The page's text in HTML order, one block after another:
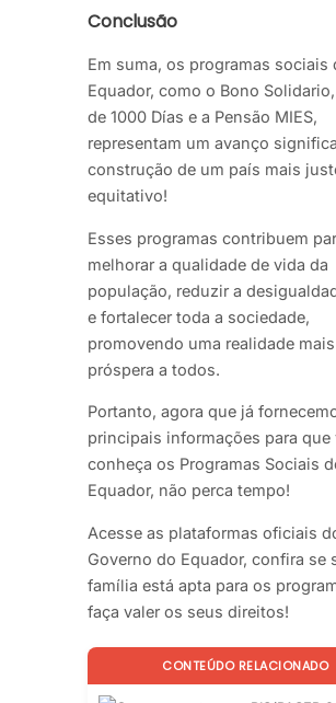
Conclusão
Em suma, os programas sociais
Equador, como o Bono
de 1000 Días e a Pensão MIES,
representam um avanço
construção de um país mais
equitativo!
Esses programas contribuem
melhorar a qualidade de vida da
população, reduzir a
e fortalecer toda a sociedade,
promovendo uma realidade mais
próspera a todos.
Portanto, agora que já
principais informações para que
conheça os Programas Sociais
Equador, não perca tempo!
Acesse as plataformas oficiais
Governo do Equador, confira se
família está apta para os
faça valer os seus direitos!
CONTEÚDO RELACIONADO